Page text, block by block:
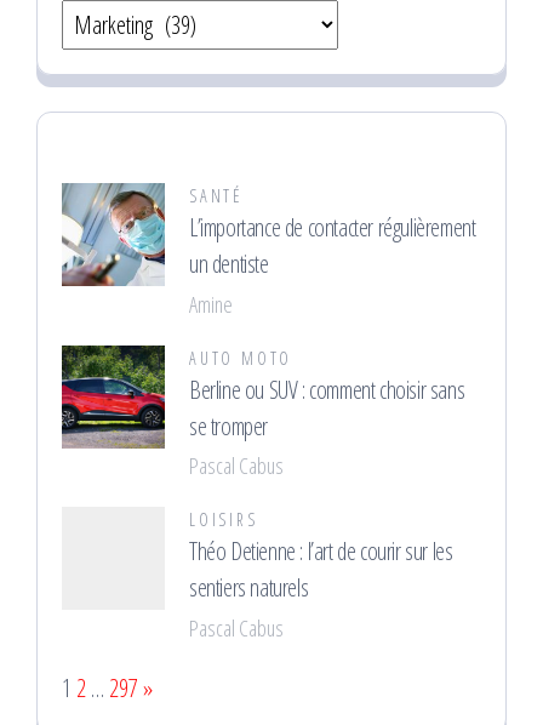
Catégories
SANTÉ
L’importance de contacter régulièrement
un dentiste
Amine
AUTO MOTO
Berline ou SUV : comment choisir sans
se tromper
Pascal Cabus
LOISIRS
Théo Detienne : l’art de courir sur les
sentiers naturels
Pascal Cabus
Page:
1 2… 297Next
»